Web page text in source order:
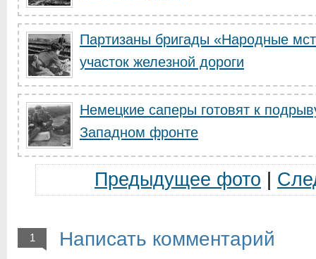
Партизаны бригады «Народные
участок железной дороги
Немецкие саперы готовят к
Западном фронте
Предыдущее фото
1 Написать комментарий